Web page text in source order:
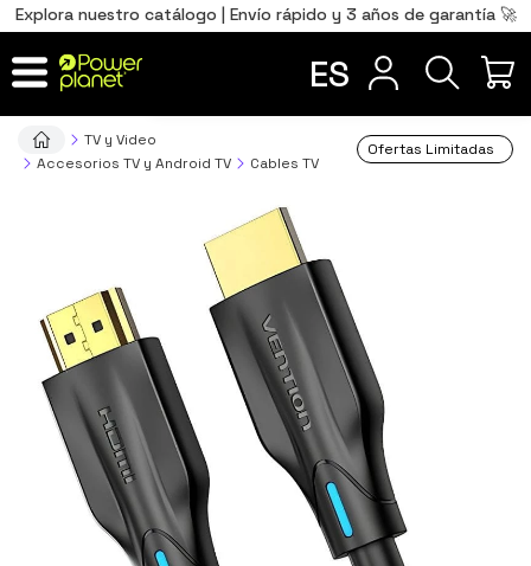
Explora nuestro catálogo | Envío rápido y 3 años de garantía 🚀
ES
TV y Video
Accesorios TV y Android TV
Cables TV
Ofertas Limitadas
Total 0,00€
IR AL CARRITO
Português
PT
FR